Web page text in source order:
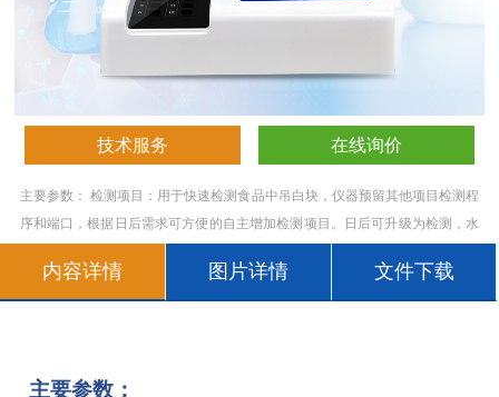
技术服务 在线询价
主要参数： 检测项目：用于快速检测食品中吊白块，仪器预留其他项目检测程
序和端口，根据日后需求可方便的自主增加检测项目。日后可升级为检测，水
道，可以同时测试多个
内容详情 图片详情 文件下载
主要参数：